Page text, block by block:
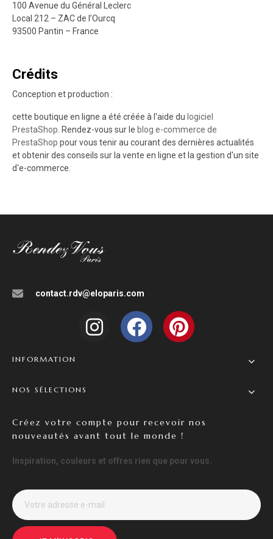
100 Avenue du Général Leclerc
Local 212 – ZAC de l’Ourcq
93500 Pantin – France
Crédits
Conception et production :
cette boutique en ligne a été créée à l'aide du logiciel
PrestaShop. Rendez-vous sur le blog e-commerce de
PrestaShop pour vous tenir au courant des dernières actualités
et obtenir des conseils sur la vente en ligne et la gestion d'un site
d'e-commerce.
contact.rdv@eloparis.com
INFORMATION
NOS SÉLECTIONS
Créez votre compte pour recevoir nos
nouveautés avant tout le monde !
Inspiration, couleurs et offres rien que pour vous.